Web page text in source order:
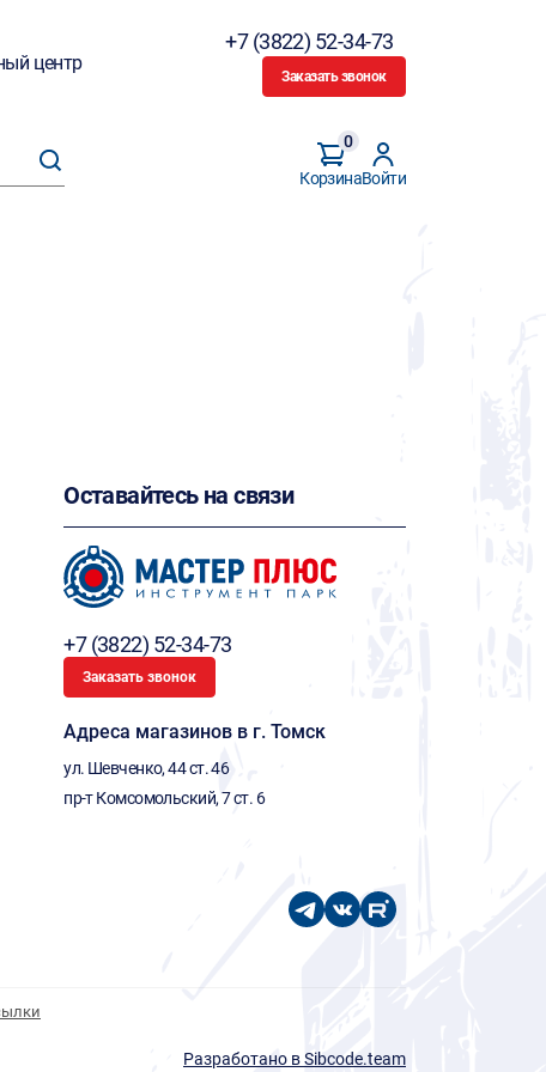
центр
+7 (3822) 52-34-73
Заказать звонок
Корзина
0
Войти
Оставайтесь на связи
+7 (3822) 52-34-73
Заказать звонок
Адреса магазинов в г. Томск
ул. Шевченко, 44 ст. 46
пр-т Комсомольский, 7 ст. 6
Разработано в Sibcode.team